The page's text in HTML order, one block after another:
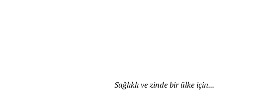
Sağlıklı ve zinde bir ülke için...